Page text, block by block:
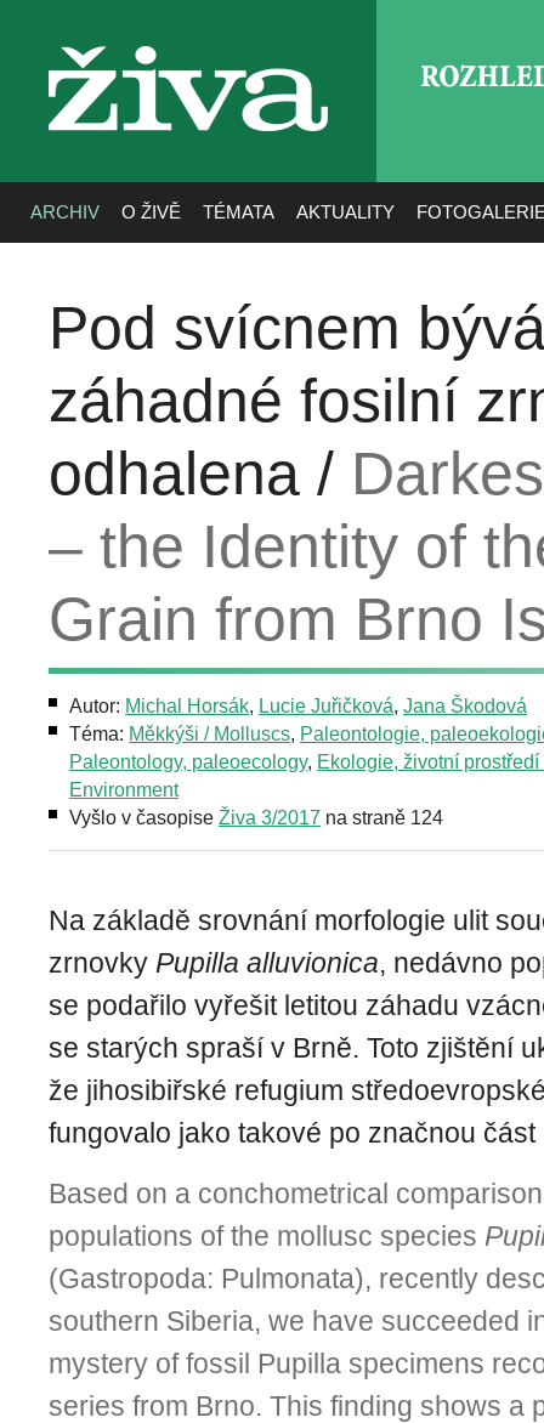
živa
ARCHIV O ŽIVĚ TÉMATA AKTUALITY
Pod svícnem
záhadné fosilní
odhalena /
– the Identity of
Grain from Brno
Autor: Michal Horsák, Lucie Juřičková, Jana Škodová
Téma: Měkkýši / Molluscs, Paleontologie,
Paleontology, paleoecology, Ekologie, životní prostředí
Environment
Vyšlo v časopise Živa 3/2017 na straně 124
Na základě srovnání morfologie ulit
zrnovky Pupilla alluvionica, nedávno
se podařilo vyřešit letitou záhadu
se starých spraší v Brně. Toto zjištění
že jihosibiřské refugium
fungovalo jako takové po značnou část
Based on a conchometrical
populations of the mollusc species
(Gastropoda: Pulmonata), recently
southern Siberia, we have succeeded
mystery of fossil Pupilla specimens
series from Brno. This finding shows a